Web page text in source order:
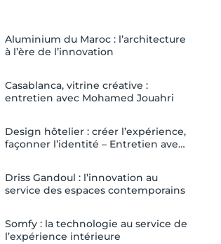
Aluminium du Maroc : l’architecture
à l’ère de l’innovation
Casablanca, vitrine créative :
entretien avec Mohamed Jouahri
Design hôtelier : créer l’expérience,
façonner l’identité – Entretien avec
Driss Gandoul : l’innovation au
service des espaces contemporains
Somfy : la technologie au service de
l’expérience intérieure